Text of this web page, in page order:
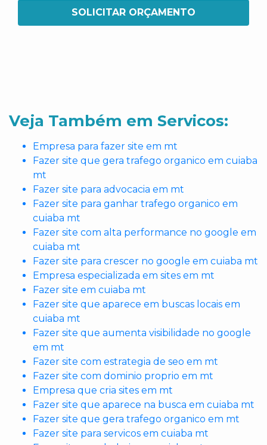
SOLICITAR ORÇAMENTO
Veja Também em Servicos:
Empresa para fazer site em mt
Fazer site que gera trafego organico em cuiaba
mt
Fazer site para advocacia em mt
Fazer site para ganhar trafego organico em
cuiaba mt
Fazer site com alta performance no google em
cuiaba mt
Fazer site para crescer no google em cuiaba mt
Empresa especializada em sites em mt
Fazer site em cuiaba mt
Fazer site que aparece em buscas locais em
cuiaba mt
Fazer site que aumenta visibilidade no google
em mt
Fazer site com estrategia de seo em mt
Fazer site com dominio proprio em mt
Empresa que cria sites em mt
Fazer site que aparece na busca em cuiaba mt
Fazer site que gera trafego organico em mt
Fazer site para servicos em cuiaba mt